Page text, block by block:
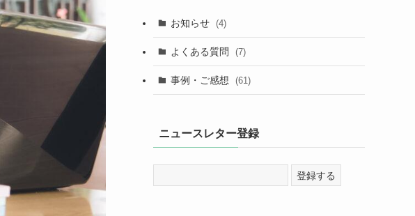
お知らせ (4)
よくある質問 (7)
事例・ご感想 (61)
ニュースレター登録